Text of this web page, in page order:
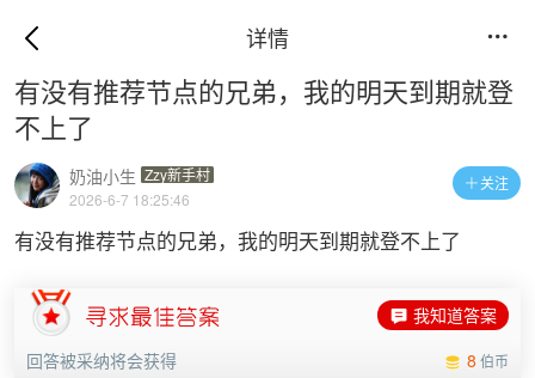
详情 
有没有推荐节点的兄弟，我的明天到期就登
不上了
关注
奶油小生 Zzy新手村
2026-6-7 18:25:46
有没有推荐节点的兄弟，我的明天到期就登不上了
我知道答案
8 伯币
回答被采纳将会获得